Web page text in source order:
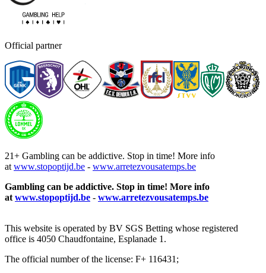
Official partner
21+ Gambling can be addictive. Stop in time! More info
at www.stopoptijd.be - www.arretezvousatemps.be
Gambling can be addictive. Stop in time! More info
at www.stopoptijd.be - www.arretezvousatemps.be
This website is operated by BV SGS Betting whose registered
office is 4050 Chaudfontaine, Esplanade 1.
The official number of the license: F+ 116431;